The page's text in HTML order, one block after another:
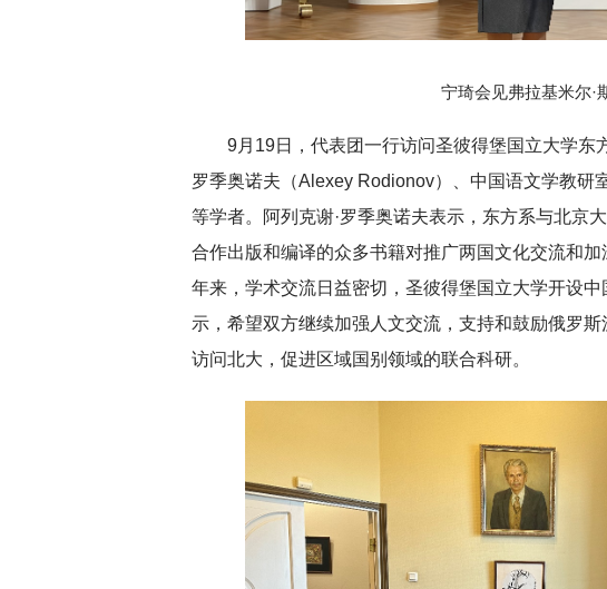
宁琦会见弗拉基米尔·
9月19日，代表团一行访问圣彼得堡国立大学东
罗季奥诺夫（Alexey Rodionov）、中国语文学教研
等学者。阿列克谢·罗季奥诺夫表示，东方系与北京
合作出版和编译的众多书籍对推广两国文化交流和
年来，学术交流日益密切，圣彼得堡国立大学开设
示，希望双方继续加强人文交流，支持和鼓励俄罗
访问北大，促进区域国别领域的联合科研。